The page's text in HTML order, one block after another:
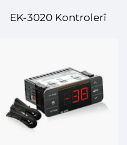
EK-3020 Kontrolerî
Serûsala Demokêkî û
Tişta